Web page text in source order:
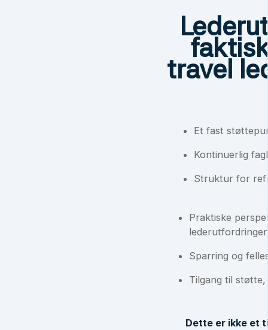
travel
Et fast
Kontinuerlig
Struktur for
Praktiske
lederutfordringer
Sparring og
Tilgang til
Dette er ikke et